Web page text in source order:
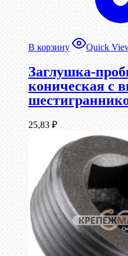
В корзину Quick
Заглушка-
коническая с
25,83 ₽